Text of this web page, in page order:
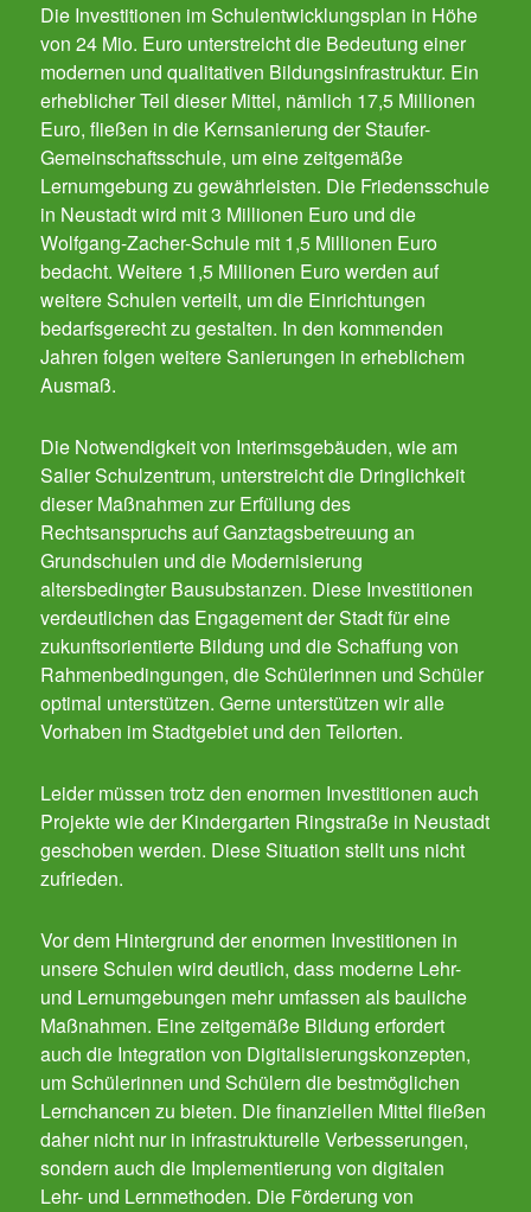
Die Investitionen im Schulentwicklungsplan in Höhe
von 24 Mio. Euro unterstreicht die Bedeutung einer
modernen und qualitativen Bildungsinfrastruktur. Ein
erheblicher Teil dieser Mittel, nämlich 17,5 Millionen
Euro, fließen in die Kernsanierung der Staufer-
Gemeinschaftsschule, um eine zeitgemäße
Lernumgebung zu gewährleisten. Die Friedensschule
in Neustadt wird mit 3 Millionen Euro und die
Wolfgang-Zacher-Schule mit 1,5 Millionen Euro
bedacht. Weitere 1,5 Millionen Euro werden auf
weitere Schulen verteilt, um die Einrichtungen
bedarfsgerecht zu gestalten. In den kommenden
Jahren folgen weitere Sanierungen in erheblichem
Ausmaß.
Die Notwendigkeit von Interimsgebäuden, wie am
Salier Schulzentrum, unterstreicht die Dringlichkeit
dieser Maßnahmen zur Erfüllung des
Rechtsanspruchs auf Ganztagsbetreuung an
Grundschulen und die Modernisierung
altersbedingter Bausubstanzen. Diese Investitionen
verdeutlichen das Engagement der Stadt für eine
zukunftsorientierte Bildung und die Schaffung von
Rahmenbedingungen, die Schülerinnen und Schüler
optimal unterstützen. Gerne unterstützen wir alle
Vorhaben im Stadtgebiet und den Teilorten.
Leider müssen trotz den enormen Investitionen auch
Projekte wie der Kindergarten Ringstraße in Neustadt
geschoben werden. Diese Situation stellt uns nicht
zufrieden.
Vor dem Hintergrund der enormen Investitionen in
unsere Schulen wird deutlich, dass moderne Lehr-
und Lernumgebungen mehr umfassen als bauliche
Maßnahmen. Eine zeitgemäße Bildung erfordert
auch die Integration von Digitalisierungskonzepten,
um Schülerinnen und Schülern die bestmöglichen
Lernchancen zu bieten. Die finanziellen Mittel fließen
daher nicht nur in infrastrukturelle Verbesserungen,
sondern auch die Implementierung von digitalen
Lehr- und Lernmethoden. Die Förderung von